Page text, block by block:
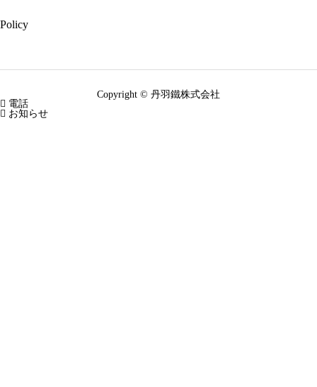
Policy
Copyright © 丹羽鐵株式会社
 電話
 お知らせ